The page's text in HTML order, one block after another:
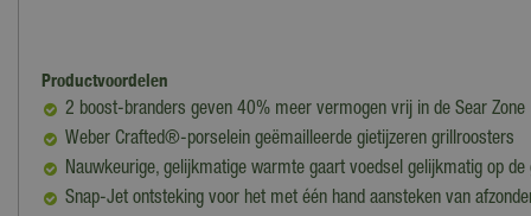
Productvoordelen
2 boost-branders geven 40% meer vermogen vrij in de Sear Zone
Weber Crafted®-porselein geëmailleerde gietijzeren grillroosters
Nauwkeurige, gelijkmatige warmte gaart voedsel gelijkmatig op de
Snap-Jet ontsteking voor het met één hand aansteken van